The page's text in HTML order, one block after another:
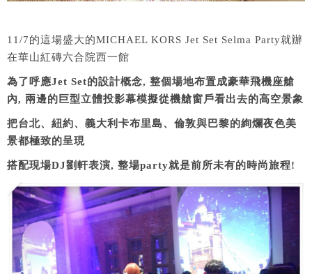
11/7的這場盛大的MICHAEL KORS Jet Set Selma Party就辦
在華山紅磚六合院西一館
為了呼應Jet Set的設計概念, 整個場地布置成豪華飛機座艙
內, 兩邊的巨型立體投影幕模擬從機艙窗戶看出去的高空景象
把台北、紐約、義大利卡布里島、倫敦與巴黎的絢爛夜色美
景都極致的呈現
搭配現場DJ劉軒表演, 整場party就是前所未有的時尚旅程!